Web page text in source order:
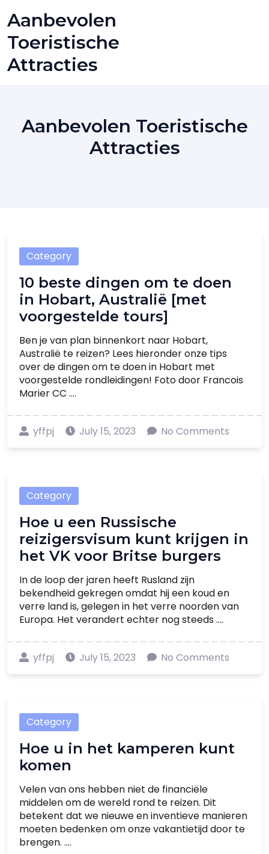
to
content
Aanbevolen
Toeristische
Attracties
Aanbevolen Toeristische
Attracties
Category
10 beste dingen om te doen
in Hobart, Australië [met
voorgestelde tours]
Ben je van plan binnenkort naar Hobart,
Australië te reizen? Lees hieronder onze tips
over de dingen om te doen in Hobart met
voorgestelde rondleidingen! Foto door Francois
Marier CC ....
yffpj July 15, 2023 No Comments
Category
Hoe u een Russische
reizigersvisum kunt krijgen in
het VK voor Britse burgers
In de loop der jaren heeft Rusland zijn
bekendheid gekregen omdat hij een koud en
verre land is, gelegen in het verre noorden van
Europa. Het verandert echter nog steeds ....
yffpj July 15, 2023 No Comments
Category
Hoe u in het kamperen kunt
komen
Velen van ons hebben niet de financiële
middelen om de wereld rond te reizen. Dit
betekent dat we nieuwe en inventieve manieren
moeten bedenken om onze vakantietijd door te
brengen. ....